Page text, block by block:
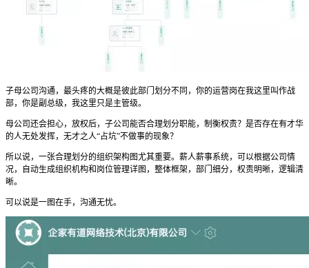
子母公司沟通，最头疼的大概是彼此部门划分不同，你的运营岗在我这里叫作战
部，你是副总级，我这里只是主管级。
母公司还会担心，放权后，子公司能否合理划分职能，制衡权责？是否存在有才华
的人无处发挥，无才之人“占坑”不做事的现象？
所以说，一张合理划分的组织架构图尤其重要。薪人薪事系统，可以根据公司情
况，自动生成组织机构和岗位管理详图，整体框架，部门细分，权责明晰，逻辑清
晰。
可以说是一图在手，沟通无忧。